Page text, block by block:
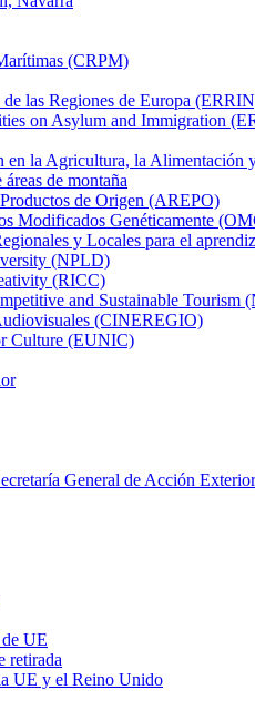
(CRPM)
las Regiones de Europa
on Asylum and Immigration
en la Agricultura, la Alimentación
de montaña
de Origen (AREPO)
Modificados Genéticamente
y Locales para el
(NPLD)
(RICC)
and Sustainable Tourism
(CINEREGIO)
Culture (EUNIC)
General de Acción
UE
retirada
UE y el Reino Unido